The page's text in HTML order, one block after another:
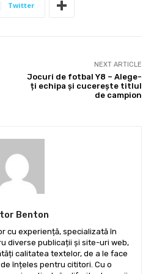
Twitter
NEXT ARTICLE
Jocuri de fotbal Y8 – Alege-
ți echipa și cucerește titlul
de campion
Benton
cu experiență, specializată în
diverse publicații și site-uri web,
calitatea textelor, de a le face
înțeles pentru cititori. Cu o